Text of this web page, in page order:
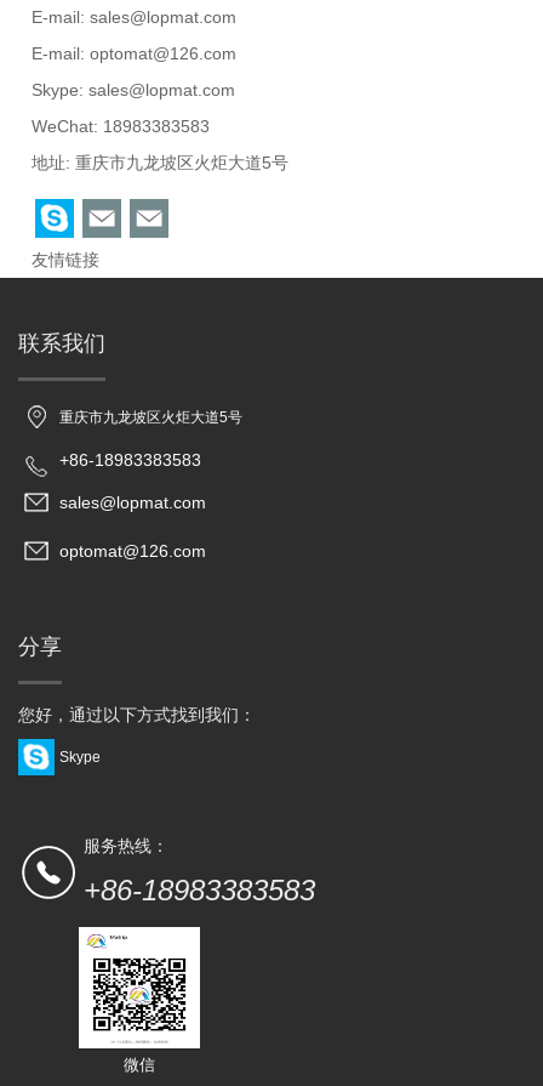
E-mail:sales@lopmat.com
E-mail:optomat@126.com
Skype:sales@lopmat.com
WeChat: 18983383583
地址: 重庆市九龙坡区火炬大道5号
友情链接
联系我们
重庆市九龙坡区火炬大道5号
+86-18983383583
sales@lopmat.com
optomat@126.com
分享
您好，通过以下方式找到我们：
Skype
服务热线：
+86-18983383583
微信